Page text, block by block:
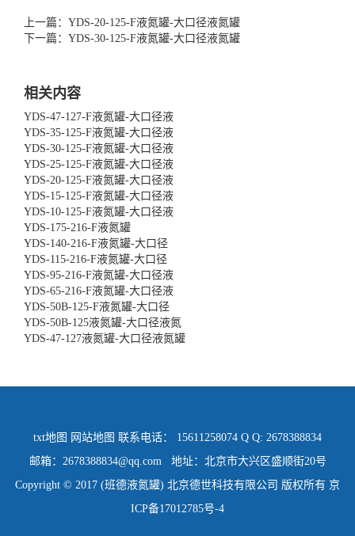
上一篇：YDS-20-125-F液氮罐-大口径液氮罐
下一篇：YDS-30-125-F液氮罐-大口径液氮罐
相关内容
YDS-47-127-F液氮罐-大口径液
YDS-35-125-F液氮罐-大口径液
YDS-30-125-F液氮罐-大口径液
YDS-25-125-F液氮罐-大口径液
YDS-20-125-F液氮罐-大口径液
YDS-15-125-F液氮罐-大口径液
YDS-10-125-F液氮罐-大口径液
YDS-175-216-F液氮罐
YDS-140-216-F液氮罐-大口径
YDS-115-216-F液氮罐-大口径
YDS-95-216-F液氮罐-大口径液
YDS-65-216-F液氮罐-大口径液
YDS-50B-125-F液氮罐-大口径
YDS-50B-125液氮罐-大口径液氮
YDS-47-127液氮罐-大口径液氮罐
txt地图 网站地图 联系电话： 15611258074 Q Q: 2678388834
邮箱：2678388834@qq.com 地址：北京市大兴区盛顺街20号
Copyright © 2017 (班德液氮罐) 北京德世科技有限公司 版权所有 京
ICP备17012785号-4